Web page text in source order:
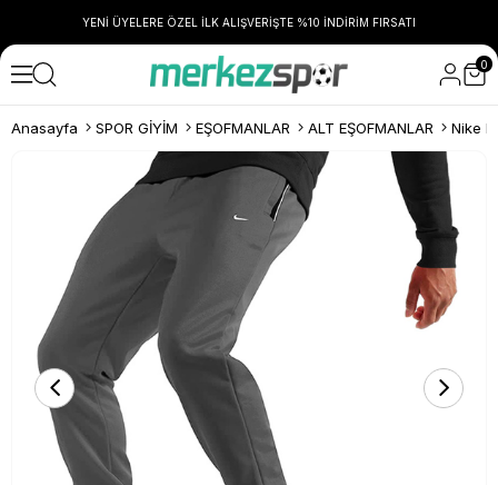
YENİ ÜYELERE ÖZEL İLK ALIŞVERİŞTE %10 İNDİRİM FIRSATI
0
Anasayfa SPOR GİYİM EŞOFMANLAR ALT EŞOFMANLAR Nike